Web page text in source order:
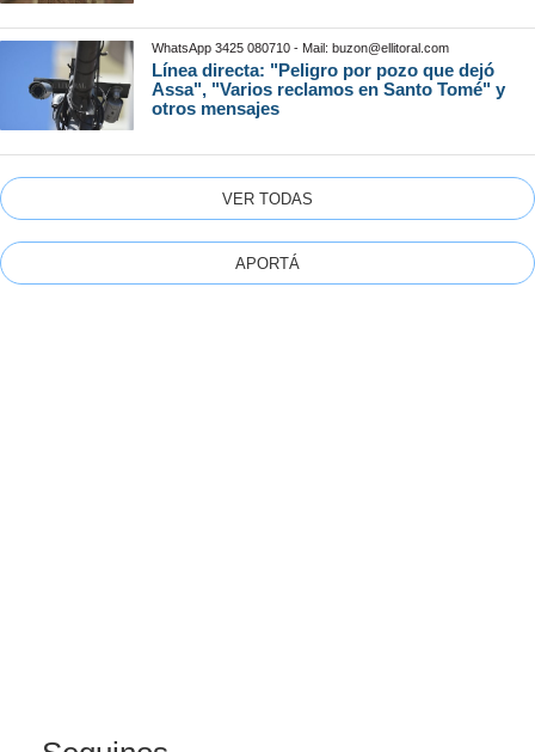
WhatsApp 3425 080710 - Mail: buzon@ellitoral.com
Línea directa: "Peligro por pozo que dejó
Assa", "Varios reclamos en Santo Tomé" y
otros mensajes
VER TODAS
APORTÁ